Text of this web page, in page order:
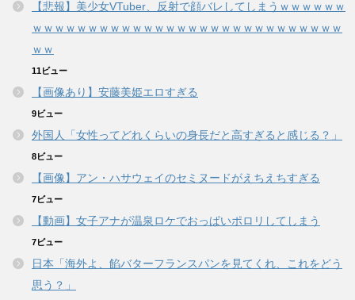
【悲報】美少女VTuber、反射で顔バレしてしまうｗｗｗｗｗｗ
ｗｗｗｗｗｗｗｗｗｗｗｗｗｗｗｗｗｗｗｗｗｗｗｗｗｗｗｗ
ｗｗ
11ビュー
【画像あり】安藤美姫エロすぎる
9ビュー
外国人「女性ってどれくらいの身長だと高すぎると感じる？」
8ビュー
【画像】アン・ハサウェイのセミヌードがえちえちすぎる
7ビュー
【動画】女子アナが温泉ロケでおっぱいポロリしてしまう
7ビュー
日本「海外よ、餡バターフランスパンを見てくれ、これをどう
思う？」